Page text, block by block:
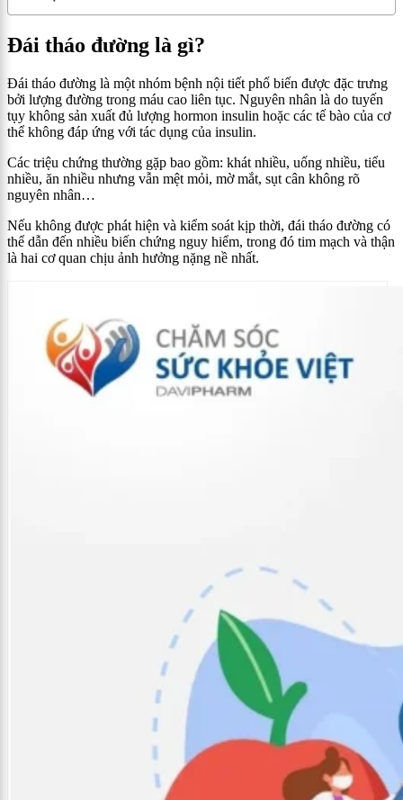
Đái tháo đường là gì?
Đái tháo đường là một nhóm bệnh nội tiết phổ biến được đặc trưng
bởi lượng đường trong máu cao liên tục. Nguyên nhân là do tuyến
tụy không sản xuất đủ lượng hormon insulin hoặc các tế bào của cơ
thể không đáp ứng với tác dụng của insulin.
Các triệu chứng thường gặp bao gồm: khát nhiều, uống nhiều, tiểu
nhiều, ăn nhiều nhưng vẫn mệt mỏi, mờ mắt, sụt cân không rõ
nguyên nhân…
Nếu không được phát hiện và kiểm soát kịp thời, đái tháo đường có
thể dẫn đến nhiều biến chứng nguy hiểm, trong đó tim mạch và thận
là hai cơ quan chịu ảnh hưởng nặng nề nhất.